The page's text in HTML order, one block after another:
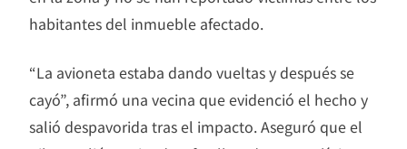
habitantes del inmueble afectado.
“La avioneta estaba dando vueltas y después se
cayó”, afirmó una vecina que evidenció el hecho y
salió despavorida tras el impacto. Aseguró que el